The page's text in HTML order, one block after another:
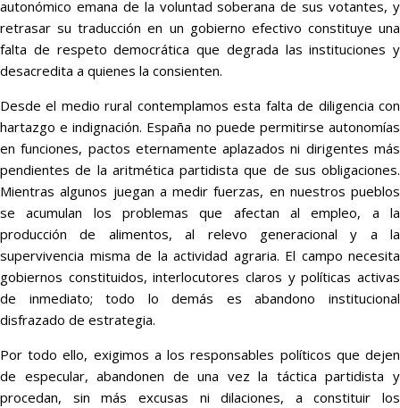
autonómico emana de la voluntad soberana de sus votantes, y
retrasar su traducción en un gobierno efectivo constituye una
falta de respeto democrática que degrada las instituciones y
desacredita a quienes la consienten.
Desde el medio rural contemplamos esta falta de diligencia con
hartazgo e indignación. España no puede permitirse autonomías
en funciones, pactos eternamente aplazados ni dirigentes más
pendientes de la aritmética partidista que de sus obligaciones.
Mientras algunos juegan a medir fuerzas, en nuestros pueblos
se acumulan los problemas que afectan al empleo, a la
producción de alimentos, al relevo generacional y a la
supervivencia misma de la actividad agraria. El campo necesita
gobiernos constituidos, interlocutores claros y políticas activas
de inmediato; todo lo demás es abandono institucional
disfrazado de estrategia.
Por todo ello, exigimos a los responsables políticos que dejen
de especular, abandonen de una vez la táctica partidista y
procedan, sin más excusas ni dilaciones, a constituir los